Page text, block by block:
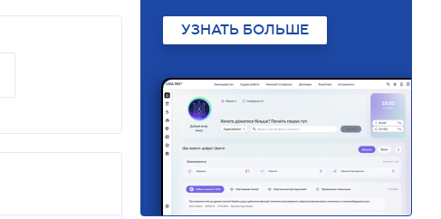
УЗНАТЬ БОЛЬШЕ